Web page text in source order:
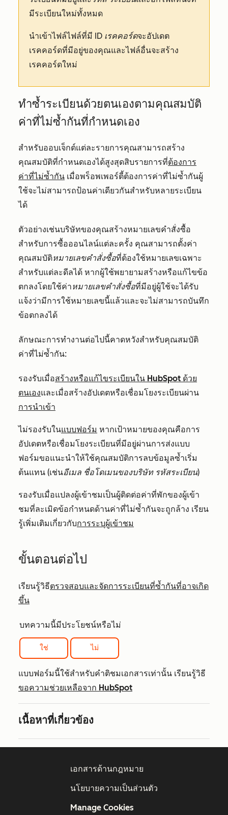
มีระเบียนใหม่ทั้งหมด
นำเข้าไฟล์ไฟล์ที่มี ID เรคคอร์ดจะอัปเดต
เรคคอร์ดที่มีอยู่ของคุณและไฟล์อื่นจะสร้าง
เรคคอร์ดใหม่
ทำซ้ำระเบียนด้วยตนเองตามคุณสมบัติ
ค่าที่ไม่ซ้ำกันที่กำหนดเอง
สำหรับออบเจ็กต์แต่ละรายการคุณสามารถสร้าง
คุณสมบัติที่กำหนดเองได้สูงสุดสิบรายการที่ต้องการ
ค่าที่ไม่ซ้ำกัน เมื่อพร็อพเพอร์ตี้ต้องการค่าที่ไม่ซ้ำกันผู้
ใช้จะไม่สามารถป้อนค่าเดียวกันสำหรับหลายระเบียน
ได้
ตัวอย่างเช่นบริษัทของคุณสร้างหมายเลขคำสั่งซื้อ
สำหรับการซื้อออนไลน์แต่ละครั้ง คุณสามารถตั้งค่า
คุณสมบัติหมายเลขคำสั่งซื้อที่ต้องใช้หมายเลขเฉพาะ
สำหรับแต่ละดีลได้ หากผู้ใช้พยายามสร้างหรือแก้ไขข้อ
ตกลงโดยใช้ค่าหมายเลขคำสั่งซื้อที่มีอยู่ผู้ใช้จะได้รับ
แจ้งว่ามีการใช้หมายเลขนี้แล้วและจะไม่สามารถบันทึก
ข้อตกลงได้
ลักษณะการทำงานต่อไปนี้คาดหวังสำหรับคุณสมบัติ
ค่าที่ไม่ซ้ำกัน:
รองรับเมื่อสร้างหรือแก้ไขระเบียนใน HubSpot ด้วย
ตนเองและเมื่อสร้างอัปเดตหรือเชื่อมโยงระเบียนผ่าน
การนำเข้า
ไม่รองรับในแบบฟอร์ม หากเป้าหมายของคุณคือการ
อัปเดตหรือเชื่อมโยงระเบียนที่มีอยู่ผ่านการส่งแบบ
ฟอร์มขอแนะนำให้ใช้คุณสมบัติการลบข้อมูลซ้ำเริ่ม
ต้นแทน (เช่นอีเมล ชื่อโดเมนของบริษัท รหัสระเบียน)
รองรับเมื่อแปลงผู้เข้าชมเป็นผู้ติดต่อค่าที่พักของผู้เข้า
ชมที่ละเมิดข้อกำหนดด้านค่าที่ไม่ซ้ำกันจะถูกล้าง เรียน
รู้เพิ่มเติมเกี่ยวกับการระบุผู้เข้าชม
ขั้นตอนต่อไป
เรียนรู้วิธีตรวจสอบและจัดการระเบียนที่ซ้ำกันที่อาจเกิด
ขึ้น
บทความนี้มีประโยชน์หรือไม่
ใช่ ไม่
แบบฟอร์มนี้ใช้สำหรับคำติชมเอกสารเท่านั้น เรียนรู้วิธี
ขอความช่วยเหลือจาก HubSpot
เนื้อหาที่เกี่ยวข้อง
เอกสารด้านกฎหมาย
นโยบายความเป็นส่วนตัว
Manage Cookies